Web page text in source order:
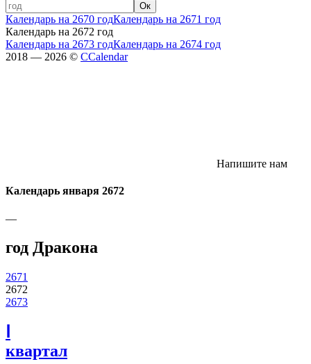
Ок
Календарь на 2670 годКалендарь на 2671 год
Календарь на 2672 год
Календарь на 2673 годКалендарь на 2674 год
2018 — 2026 © CCalendar
Напишите нам
Календарь января 2672
—
год Дракона
2671
2672
2673
квартал